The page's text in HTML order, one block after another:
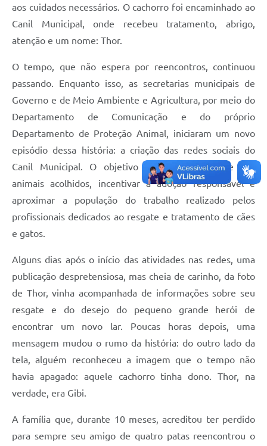
aos cuidados necessários. O cachorro foi encaminhado ao
Canil Municipal, onde recebeu tratamento, abrigo,
atenção e um nome: Thor.
O tempo, que não espera por reencontros, continuou
passando. Enquanto isso, as secretarias municipais de
Governo e de Meio Ambiente e Agricultura, por meio do
Departamento de Comunicação e do próprio
Departamento de Proteção Animal, iniciaram um novo
episódio dessa história: a criação das redes sociais do
Canil Municipal. O objetivo era dar visibilidade aos
animais acolhidos, incentivar a adoção responsável e
aproximar a população do trabalho realizado pelos
profissionais dedicados ao resgate e tratamento de cães
e gatos.
Alguns dias após o início das atividades nas redes, uma
publicação despretensiosa, mas cheia de carinho, da foto
de Thor, vinha acompanhada de informações sobre seu
resgate e do desejo do pequeno grande herói de
encontrar um novo lar. Poucas horas depois, uma
mensagem mudou o rumo da história: do outro lado da
tela, alguém reconheceu a imagem que o tempo não
havia apagado: aquele cachorro tinha dono. Thor, na
verdade, era Gibi.
A família que, durante 10 meses, acreditou ter perdido
para sempre seu amigo de quatro patas reencontrou o